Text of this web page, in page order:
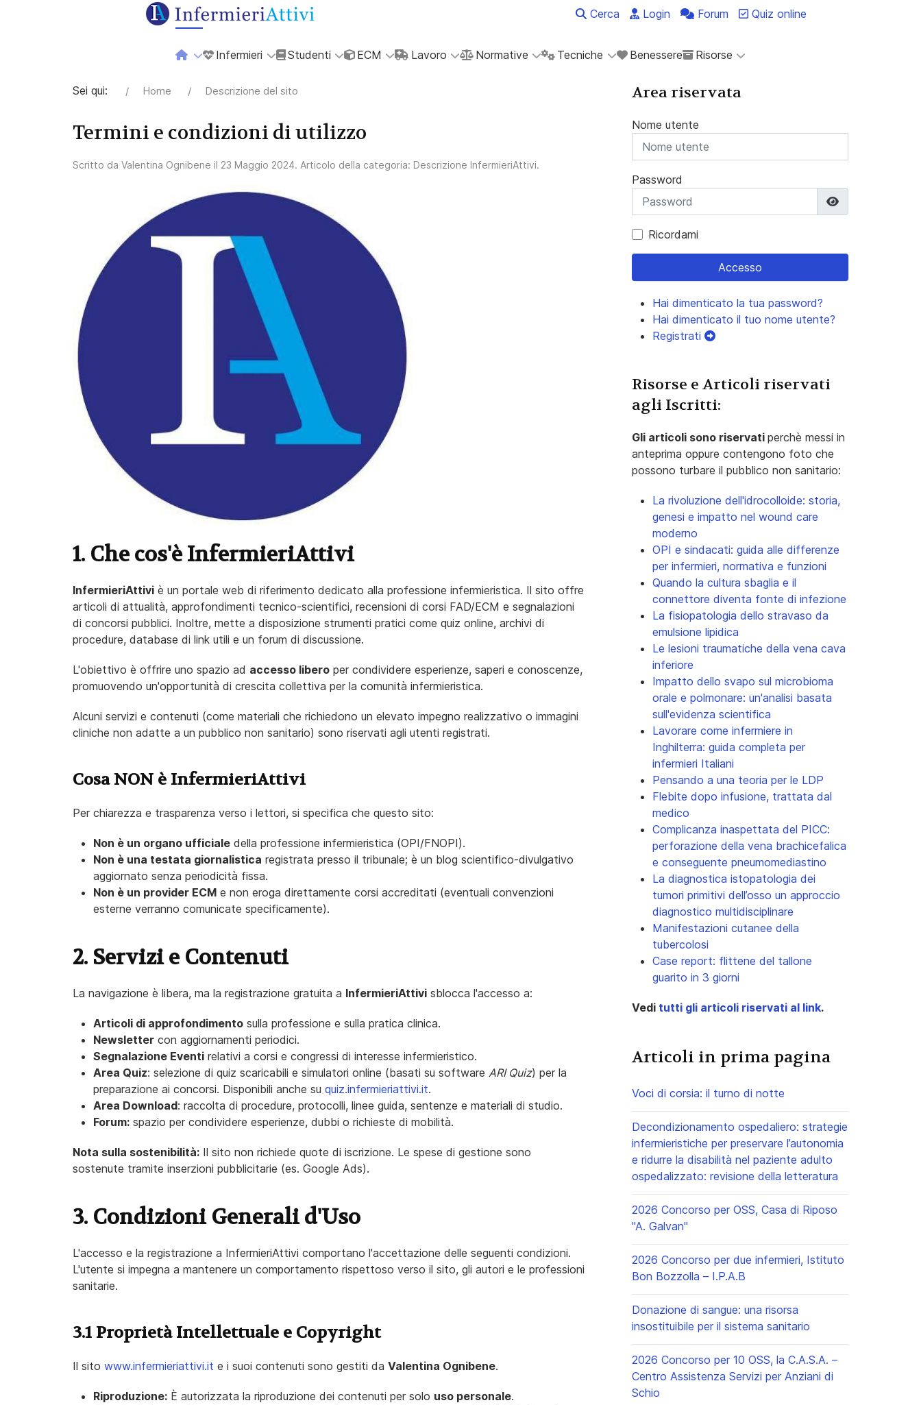
Cerca Login Forum Quiz online
Infermieri Studenti ECM Lavoro Normative Tecniche Benessere Risorse
Sei qui: Home Descrizione del sito
Termini e condizioni di utilizzo
Scritto da Valentina Ognibene il 23 Maggio 2024. Articolo della categoria: Descrizione InfermieriAttivi.
1. Che cos'è InfermieriAttivi
InfermieriAttivi è un portale web di riferimento dedicato alla professione infermieristica. Il sito offre
articoli di attualità, approfondimenti tecnico-scientifici, recensioni di corsi FAD/ECM e segnalazioni
di concorsi pubblici. Inoltre, mette a disposizione strumenti pratici come quiz online, archivi di
procedure, database di link utili e un forum di discussione.
L'obiettivo è offrire uno spazio ad accesso libero per condividere esperienze, saperi e conoscenze,
promuovendo un'opportunità di crescita collettiva per la comunità infermieristica.
Alcuni servizi e contenuti (come materiali che richiedono un elevato impegno realizzativo o immagini
cliniche non adatte a un pubblico non sanitario) sono riservati agli utenti registrati.
Cosa NON è InfermieriAttivi
Per chiarezza e trasparenza verso i lettori, si specifica che questo sito:
Non è un organo ufficiale della professione infermieristica (OPI/FNOPI).
Non è una testata giornalistica registrata presso il tribunale; è un blog scientifico-divulgativo
aggiornato senza periodicità fissa.
Non è un provider ECM e non eroga direttamente corsi accreditati (eventuali convenzioni
esterne verranno comunicate specificamente).
2. Servizi e Contenuti
La navigazione è libera, ma la registrazione gratuita a InfermieriAttivi sblocca l'accesso a:
Articoli di approfondimento sulla professione e sulla pratica clinica.
Newsletter con aggiornamenti periodici.
Segnalazione Eventi relativi a corsi e congressi di interesse infermieristico.
Area Quiz: selezione di quiz scaricabili e simulatori online (basati su software ARI Quiz) per la
preparazione ai concorsi. Disponibili anche su quiz.infermieriattivi.it.
Area Download: raccolta di procedure, protocolli, linee guida, sentenze e materiali di studio.
Forum: spazio per condividere esperienze, dubbi o richieste di mobilità.
Nota sulla sostenibilità: Il sito non richiede quote di iscrizione. Le spese di gestione sono
sostenute tramite inserzioni pubblicitarie (es. Google Ads).
3. Condizioni Generali d'Uso
L'accesso e la registrazione a InfermieriAttivi comportano l'accettazione delle seguenti condizioni.
L'utente si impegna a mantenere un comportamento rispettoso verso il sito, gli autori e le professioni
sanitarie.
3.1 Proprietà Intellettuale e Copyright
Il sito www.infermieriattivi.it e i suoi contenuti sono gestiti da Valentina Ognibene.
Riproduzione: È autorizzata la riproduzione dei contenuti per solo uso personale.
Area riservata
Nome utente
Password
Ricordami
Accesso
Hai dimenticato la tua password?
Hai dimenticato il tuo nome utente?
Registrati
Risorse e Articoli riservati
agli Iscritti:
Gli articoli sono riservati perchè messi in
anteprima oppure contengono foto che
possono turbare il pubblico non sanitario:
La rivoluzione dell'idrocolloide: storia,
genesi e impatto nel wound care
moderno
OPI e sindacati: guida alle differenze
per infermieri, normativa e funzioni
Quando la cultura sbaglia e il
connettore diventa fonte di infezione
La fisiopatologia dello stravaso da
emulsione lipidica
Le lesioni traumatiche della vena cava
inferiore
Impatto dello svapo sul microbioma
orale e polmonare: un'analisi basata
sull'evidenza scientifica
Lavorare come infermiere in
Inghilterra: guida completa per
infermieri Italiani
Pensando a una teoria per le LDP
Flebite dopo infusione, trattata dal
medico
Complicanza inaspettata del PICC:
perforazione della vena brachicefalica
e conseguente pneumomediastino
La diagnostica istopatologia dei
tumori primitivi dell’osso un approccio
diagnostico multidisciplinare
Manifestazioni cutanee della
tubercolosi
Case report: flittene del tallone
guarito in 3 giorni
Vedi tutti gli articoli riservati al link.
Articoli in prima pagina
Voci di corsia: il turno di notte
Decondizionamento ospedaliero: strategie
infermieristiche per preservare l’autonomia
e ridurre la disabilità nel paziente adulto
ospedalizzato: revisione della letteratura
2026 Concorso per OSS, Casa di Riposo
"A. Galvan"
2026 Concorso per due infermieri, Istituto
Bon Bozzolla – I.P.A.B
Donazione di sangue: una risorsa
insostituibile per il sistema sanitario
2026 Concorso per 10 OSS, la C.A.S.A. –
Centro Assistenza Servizi per Anziani di
Schio